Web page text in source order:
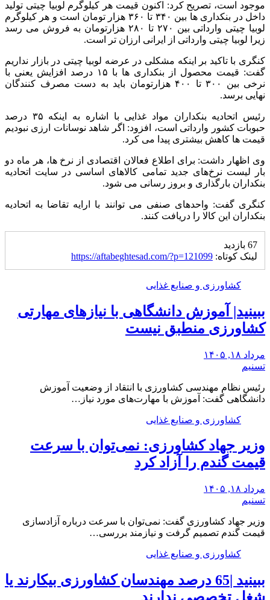
موجود است، تصریح کرد: اکنون قیمت هر کیلوگرم لوبیا چیتی تولید
داخل در بنکداری ها بین ۳۴۰ تا ۳۶۰ هزار تومان است و هر کیلوگرم
لوبیا چیتی وارداتی بین ۲۷۰ تا ۲۸۰ هزارتومان به فروش می رسد
زیرا لوبیا چیتی وارداتی از ایرانی ارزان تر است.
کنگری با تاکید بر اینکه مشکلی در عرضه لوبیا چیتی در بازار نداریم
گفت: قیمت محصول از بنکداری ها با ۱۵ درصد افزایش یعنی با
نرخی بین ۳۰۰ تا ۴۰۰ هزارتومان باید به دست مصرف کنندگان
نهایی برسد.
رئیس اتحادیه بنکداران مواد غذایی با اشاره به اینکه ۳۵ درصد
حبوبات کشور وارداتی است، افزود: اگر شاهد نوسانات ارزی نبودیم
قیمت ها کاهش بیشتری پیدا می کرد.
وی اظهار داشت: برای اطلاع فعالان اقتصادی از نرخ ها، هر ماه دو
بار لیست نرخ‌های جدید تمامی کالاهای اساسی در سایت اتحادیه
بنکداران بارگذاری و بروز رسانی می شود.
کنگری گفت: واحدهای صنفی می توانند با ارایه تقاضا به اتحادیه
بنکداران این کالا را دریافت کنند.
67 بازدید
لینک کوتاه: https://aftabeghtesad.com/?p=121099
کشاورزی و صنایع غذایی
ببینید| آموزش دانشگاهی با نیازهای مهارتی
کشاورزی منطبق نیست
مرداد ۱۸, ۱۴۰۵
تسنیم
رئیس نظام مهندسی کشاورزی با انتقاد از وضعیت آموزش
دانشگاهی گفت: آموزش‌ با مهارت‌های مورد نیاز…
کشاورزی و صنایع غذایی
وزیر جهاد کشاورزی: نمی‌توان با سرعت
قیمت گندم را آزاد کرد
مرداد ۱۸, ۱۴۰۵
تسنیم
وزیر جهاد کشاورزی گفت: نمی‌توان با سرعت درباره آزادسازی
قیمت گندم تصمیم گرفت و نیازمند بررسی…
کشاورزی و صنایع غذایی
ببینید |65 درصد مهندسان کشاورزی بیکارند یا